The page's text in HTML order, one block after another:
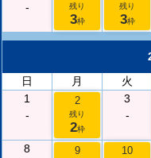
-
残り
3枠
残り
3枠
日
月 火
1
-
2
残り
2枠
3
-
8
9 10